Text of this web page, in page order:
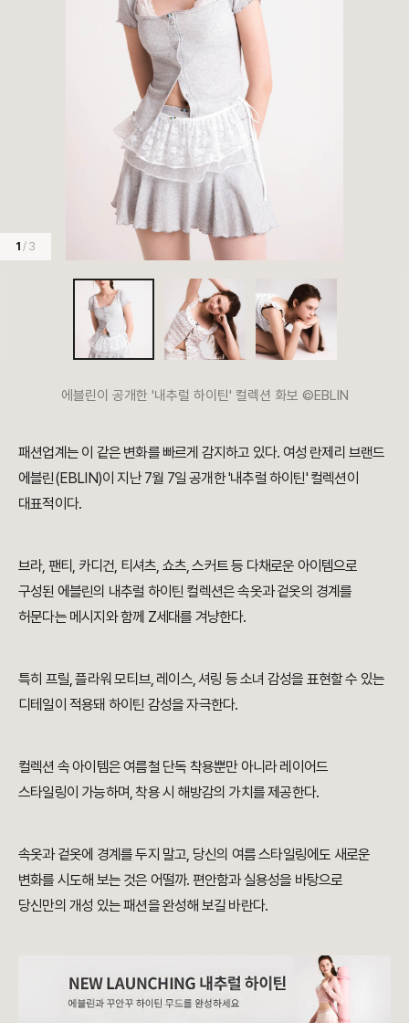
1 / 3
에블린이 공개한 '내추럴 하이틴' 컬렉션 화보 ©EBLIN
패션업계는 이 같은 변화를 빠르게 감지하고 있다. 여성 란제리 브랜드
에블린(EBLIN)이 지난 7월 7일 공개한 '내추럴 하이틴' 컬렉션이
대표적이다.
브라, 팬티, 카디건, 티셔츠, 쇼츠, 스커트 등 다채로운 아이템으로
구성된 에블린의 내추럴 하이틴 컬렉션은 속옷과 겉옷의 경계를
허문다는 메시지와 함께 Z세대를 겨냥한다.
특히 프릴, 플라워 모티브, 레이스, 셔링 등 소녀 감성을 표현할 수 있는
디테일이 적용돼 하이틴 감성을 자극한다.
컬렉션 속 아이템은 여름철 단독 착용뿐만 아니라 레이어드
스타일링이 가능하며, 착용 시 해방감의 가치를 제공한다.
속옷과 겉옷에 경계를 두지 말고, 당신의 여름 스타일링에도 새로운
변화를 시도해 보는 것은 어떨까. 편안함과 실용성을 바탕으로
당신만의 개성 있는 패션을 완성해 보길 바란다.